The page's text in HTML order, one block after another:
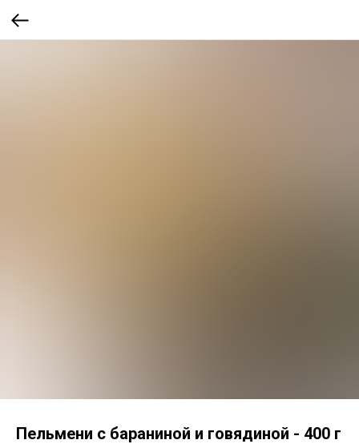
Пельмени с бараниной и говядиной - 400 г